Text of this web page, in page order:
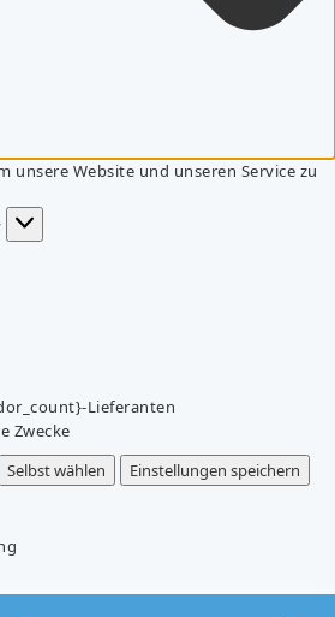
unsere Website und unseren Service zu
Lieferanten
Zwecke
Selbst wählen
Einstellungen speichern